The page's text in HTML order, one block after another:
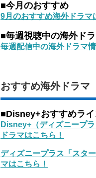
■今月のおすすめ
9月のおすすめ海外ドラマ
■毎週視聴中の海外ド
毎週配信中の海外ドラマ
おすすめ海外ドラマ
■Disney+おすすめラ
Disney+（ディズニープ
ドラマはこちら！
ディズニープラス「スタ
マはこちら！